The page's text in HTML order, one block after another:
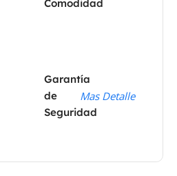
Comodidad
Garantía
de
Seguridad
Mas Detalle